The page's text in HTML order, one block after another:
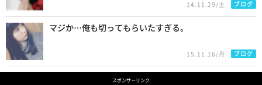
14.11.29/土 ブログ
マジか…俺も切ってもらいたすぎる。
15.11.16/月 ブログ
スポンサーリンク